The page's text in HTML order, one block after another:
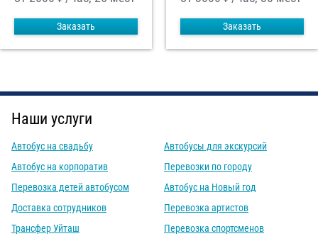
Заказать Заказать
Наши услуги
Автобус на свадьбу
Автобус на корпоратив
Перевозка детей автобусом
Доставка сотрудников
Трансфер Уйташ
Автобусы для экскурсий
Перевозки по городу
Автобус на Новый год
Перевозка артистов
Перевозка спортсменов